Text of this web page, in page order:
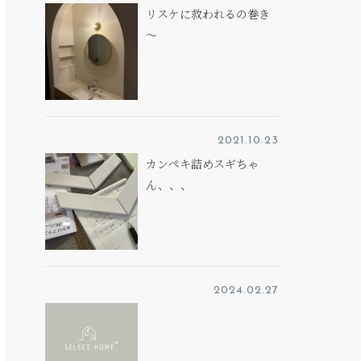
リスケに救われるの巻き
～
2021.10.23
カンペキ詰めスギちゃ
ん、、、
2024.02.27